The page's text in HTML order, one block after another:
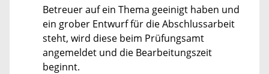
Betreuer auf ein Thema geeinigt haben und
ein grober Entwurf für die Abschlussarbeit
steht, wird diese beim Prüfungsamt
angemeldet und die Bearbeitungszeit
beginnt.